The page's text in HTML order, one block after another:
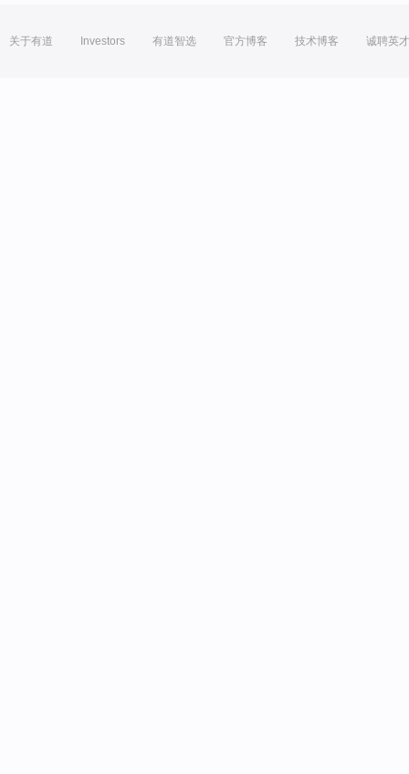
关于有道 Investors 有道智选 官方博客 技术博客 诚聘英才